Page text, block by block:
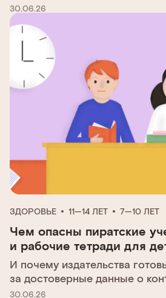
30.06.26
ЗДОРОВЬЕ 11—14 ЛЕТ 7—10 ЛЕТ
Чем опасны пиратские
и рабочие тетради для
И почему издательства
за достоверные данные о
30.06.26